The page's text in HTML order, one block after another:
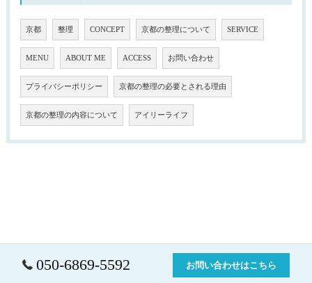
京都 整理 CONCEPT 京都の整理について SERVICE
MENU ABOUT ME ACCESS お問い合わせ
プライバシーポリシー 京都の整理の必要とされる理由
京都の整理の内容について アイリーライフ
050-6869-5592 お問い合わせはこちら